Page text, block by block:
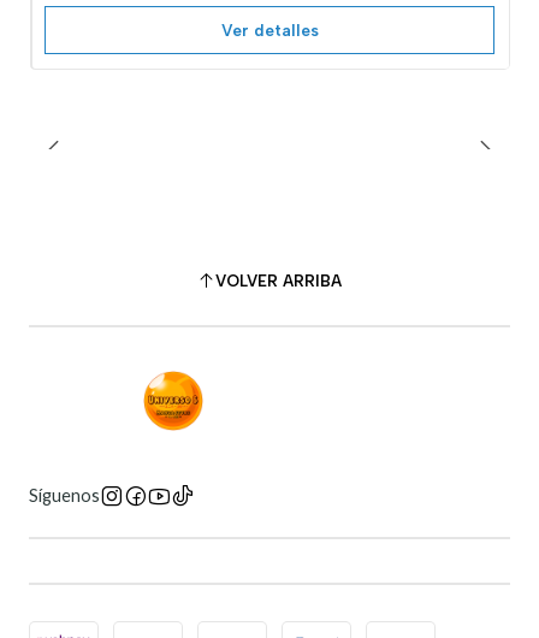
Ver detalles
VOLVER ARRIBA
Síguenos